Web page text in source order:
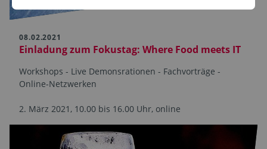
08.02.2021
Einladung zum Fokustag: Where Food meets IT
Workshops - Live Demonsrationen - Fachvorträge -
Online-Netzwerken
2. März 2021, 10.00 bis 16.00 Uhr, online